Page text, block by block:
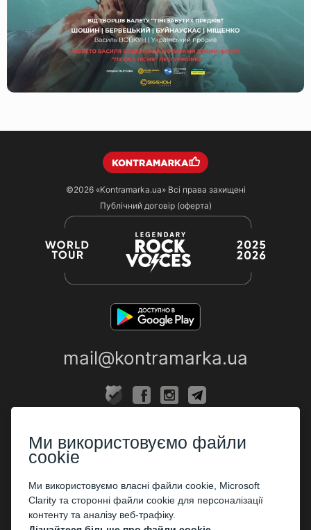
©2026 «Kontramarka.ua»Всі права захищені
Публічний договір (оферта)
mail@kontramarka.ua
Каси
ПАРТНЕРАМ
Організаторам
Корпоративним клієнтам
Ми використовуємо файли
cookie
Ми використовуємо власні файли cookie, Microsoft
Clarity та сторонні файли cookie для персоналізації
контенту та аналізу веб-трафіку.